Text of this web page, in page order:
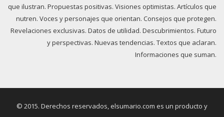
que ilustran. Propuestas positivas. Visiones optimistas. Artículos que
nutren. Voces y personajes que orientan. Consejos que protegen.
Revelaciones exclusivas. Datos de utilidad. Descubrimientos. Futuro
y perspectivas. Nuevas tendencias. Textos que aclaran.
Informaciones que suman.
© 2015. Derechos reservados, elsumario.com es un producto y